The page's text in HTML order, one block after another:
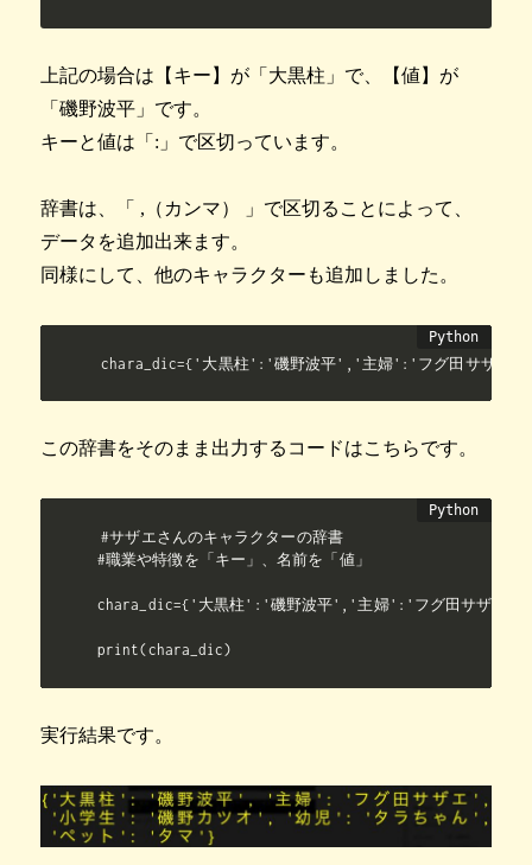
上記の場合は【キー】が「大黒柱」で、【値】が
「磯野波平」です。
キーと値は「:」で区切っています。
辞書は、「 ,（カンマ） 」で区切ることによって、
データを追加出来ます。
同様にして、他のキャラクターも追加しました。
chara_dic={'大黒柱':'磯野波平','主婦':'フグ田サザ
この辞書をそのまま出力するコードはこちらです。
#サザエさんのキャラクターの辞書
#職業や特徴を「キー」、名前を「値」
chara_dic={'大黒柱':'磯野波平','主婦':'フグ田サザ
print(chara_dic)
実行結果です。